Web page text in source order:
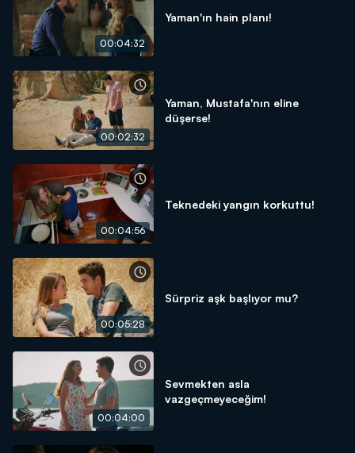
00:04:32
Yaman'ın hain planı!
00:02:32
Yaman, Mustafa'nın eline
düşerse!
00:04:56
Teknedeki yangın korkuttu!
00:05:28
Sürpriz aşk başlıyor mu?
00:04:00
Sevmekten asla
vazgeçmeyeceğim!